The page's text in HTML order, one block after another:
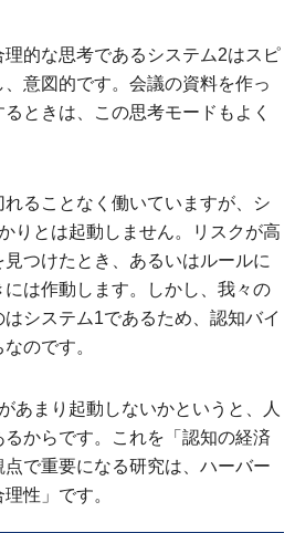
的な思考であるシステム2はスピ
意図的です。会議の資料を作っ
ときは、この思考モードもよく
ることなく働いていますが、シ
りとは起動しません。リスクが高
つけたとき、あるいはルールに
は作動します。しかし、我々の
システム1であるため、認知バイ
のです。
あまり起動しないかというと、人
からです。これを「認知の経済
で重要になる研究は、ハーバー
性」です。